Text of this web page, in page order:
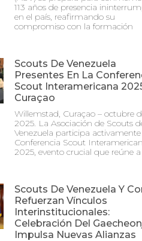
113 años de presencia
en el país, reafirmando su
compromiso con la formación
Scouts De Venezuela
Presentes En La
Scout Interamericana
Curaçao
Willemstad, Curaçao – octubre
2025. La Asociación de Scouts
Venezuela participa
Conferencia Scout
2025, evento crucial que reúne a
Scouts De Venezuela Y
Refuerzan Vínculos
Interinstitucionales:
Celebración Del
Impulsa Nuevas Alianzas